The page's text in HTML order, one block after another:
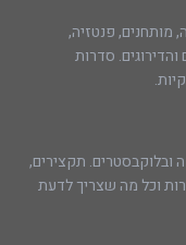
פנטזיה,
סדרות
תקצירים,
וכל מה שצריך לדעת